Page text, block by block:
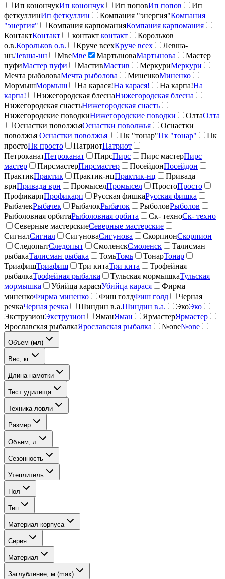
Ип конончукИп конончук Ип поповИп попов
Ип
феткуллинИп феткуллин Компания "энергия"Компания
"энергия"
Компания карпоманияКомпания карпомания
КонтактКонтакт контакт контакт
Корольков
о.в.Корольков о.в. Круче всехКруче всех
Левша-
ннЛевша-нн МвеМве МартыноваМартынова
Мастер
пуфиМастер пуфи МастивМастив МеркуриМеркури
Мечта рыболоваМечта рыболова МиненкоМиненко
МормышМормыш На карася!На карася! На карпа!На
карпа!
Нижегородская блеснаНижегородская блесна
Нижегородская снастьНижегородская снасть
Нижегородские поводкиНижегородские поводки ОлтаОлта
Оснастки поволжьяОснастки поволжья
Оснастки
поволжья Оснастки поволжья Пк "тонар"Пк "тонар"
Пк
простоПк просто ПатриотПатриот
ПетроканатПетроканат ПирсПирс Пирс мастерПирс
мастер
ПирсмастерПирсмастер ПосейдонПосейдон
ПрактикПрактик Практик-нцПрактик-нц
Привада
врнПривада врн ПромыселПромысел ПростоПросто
ПрофикарпПрофикарп Русская фишкаРусская фишка
РыбачекРыбачек РыбачокРыбачок РыболовРыболов
Рыболовная орбитаРыболовная орбита Ск- техноСк- техно
Северные мастерскиеСеверные мастерские
СигналСигнал СигуноваСигунова СкорпионСкорпион
СледопытСледопыт СмоленскСмоленск
Талисман
рыбакаТалисман рыбака ТомьТомь ТонарТонар
ТриафишТриафиш Три китаТри кита
Трофейная
рыбалкаТрофейная рыбалка Тульская мормышкаТульская
мормышка
Убийца карасяУбийца карася
Фирма
миненкоФирма миненко Фиш голдФиш голд
Черная
речкаЧерная речка Шиндин в.а.Шиндин в.а. ЭкоЭко
ЭкструзионЭкструзион ЯманЯман ЯрмастерЯрмастер
Ярославская рыбалкаЯрославская рыбалка №one№one
Объем (мл)
Вес, кг
Длина намотки
Тест удилища
Техника ловли
Размер
Объем, л
Сезонность
Утеплитель
Пол
Тип
Материал корпуса
Серия
Материал
Заглубление, м (max)